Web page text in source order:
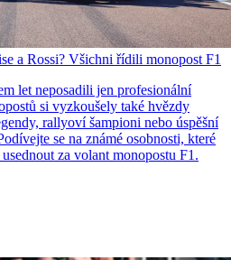
a Rossi? Všichni řídili monopost F1
let neposadili jen profesionální
si vyzkoušely také hvězdy
rallyoví šampioni nebo úspěšní
se na známé osobnosti, které
za volant monopostu F1.